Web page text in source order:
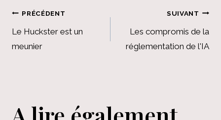
Navigation
de
PRÉCÉDENT
Le Huckster est un
meunier
SUIVANT
Les compromis de la
réglementation de l'IA